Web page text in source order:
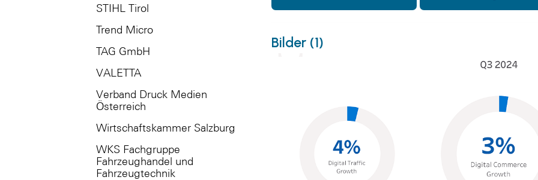
STIHL Tirol
Trend Micro
TAG GmbH
VALETTA
Verband Druck Medien
Österreich
Wirtschaftskammer Salzburg
WKS Fachgruppe
Fahrzeughandel und
Fahrzeugtechnik
Bilder (1)